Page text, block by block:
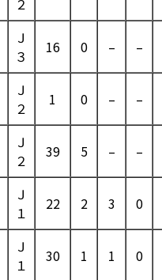
Ｊ
３
16 0 – –
Ｊ
２
1 0 – –
Ｊ
２
39 5 – –
Ｊ
１
22 2 3 0
Ｊ
１
30 1 1 0